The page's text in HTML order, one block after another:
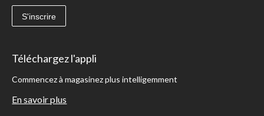
S'inscrire
Téléchargez l'appli
Commencez à magasinez plus intelligemment
En savoir plus